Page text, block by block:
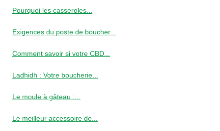
Pourquoi les casseroles...
Exigences du poste de boucher...
Comment savoir si votre CBD...
Ladhidh : Votre boucherie...
Le moule à gâteau :...
Le meilleur accessoire de...